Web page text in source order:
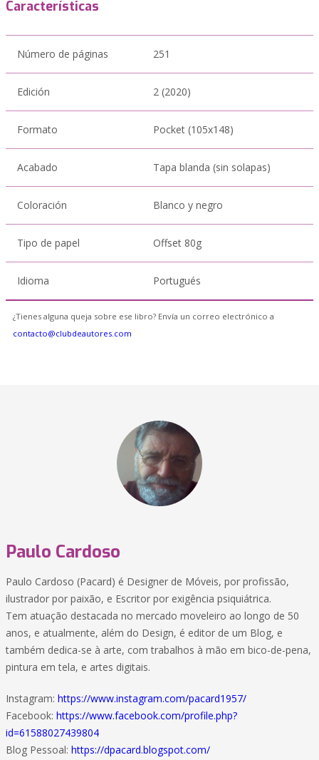
Características
Número de páginas 251
Edición 2 (2020)
Formato Pocket (105x148)
Acabado Tapa blanda (sin solapas)
Coloración Blanco y negro
Tipo de papel Offset 80g
Idioma Portugués
¿Tienes alguna queja sobre ese libro? Envía un correo electrónico a
contacto@clubdeautores.com
Paulo Cardoso
Paulo Cardoso (Pacard) é Designer de Móveis, por profissão,
ilustrador por paixão, e Escritor por exigência psiquiátrica.
Tem atuação destacada no mercado moveleiro ao longo de 50
anos, e atualmente, além do Design, é editor de um Blog, e
também dedica-se à arte, com trabalhos à mão em bico-de-pena,
pintura em tela, e artes digitais.
Instagram: https://www.instagram.com/pacard1957/
Facebook: https://www.facebook.com/profile.php?
id=61588027439804
Blog Pessoal: https://dpacard.blogspot.com/